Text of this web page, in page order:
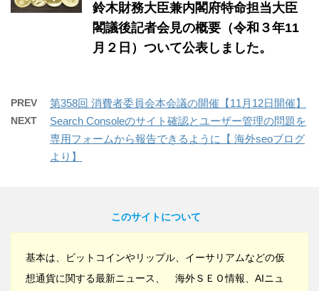
鈴木財務大臣兼内閣府特命担当大臣
閣議後記者会見の概要（令和３年11
月２日）ついて公表しました。
PREV 第358回 消費者委員会本会議の開催【11月12日開催】
NEXT
Search Consoleのサイト確認とユーザー管理の問題を
専用フォームから報告できるように【 海外seoブログ
より】
このサイトについて
基本は、ビットコインやリップル、イーサリアムなどの仮
想通貨に関する最新ニュース、 海外ＳＥＯ情報、AIニュ